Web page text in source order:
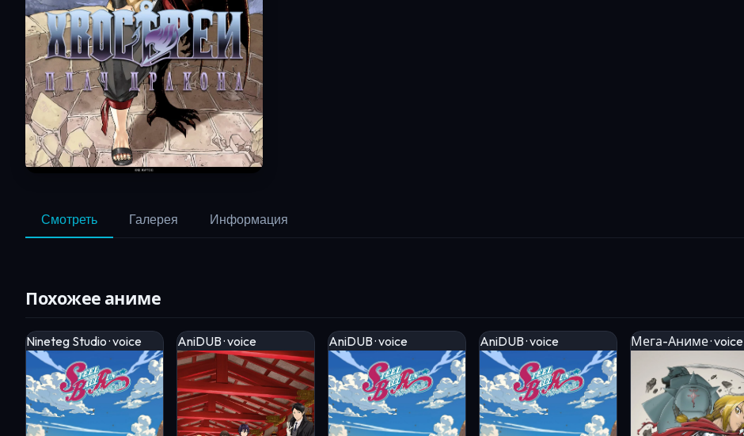
Смотреть Галерея Информация
Похожее аниме
Nineteg Studio · voice AniDUB · voice AniDUB · voice AniDUB · voice Мега-Аниме · voice